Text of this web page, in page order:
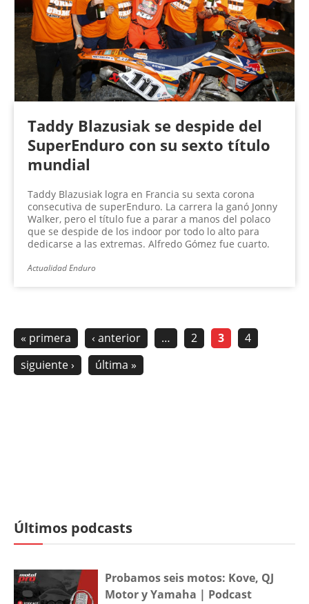
Taddy Blazusiak se despide del
SuperEnduro con su sexto título
mundial
Taddy Blazusiak logra en Francia su sexta corona
consecutiva de superEnduro. La carrera la ganó Jonny
Walker, pero el título fue a parar a manos del polaco
que se despide de los indoor por todo lo alto para
dedicarse a las extremas. Alfredo Gómez fue cuarto.
Actualidad Enduro
« primera ‹ anterior … 2 3
4
siguiente ›
última »
Últimos podcasts
Probamos seis motos: Kove, QJ
Motor y Yamaha | Podcast